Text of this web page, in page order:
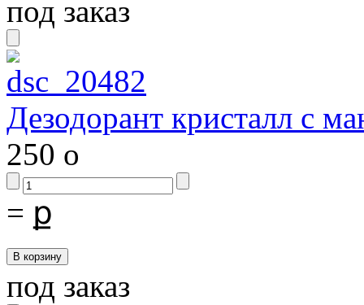
под заказ
Дезодорант кристалл с
250 o
= ք
под заказ